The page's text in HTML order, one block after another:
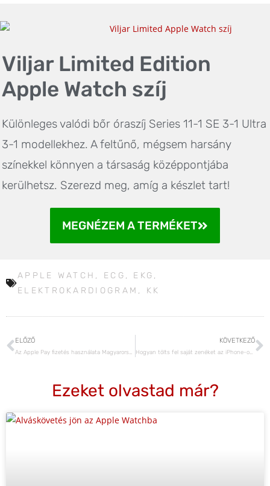
Viljar Limited Edition
Apple Watch szíj
Különleges valódi bőr óraszíj Series 11-1 SE 3-1 Ultra
3-1 modellekhez. A feltűnő, mégsem harsány
színekkel könnyen a társaság középpontjába
kerülhetsz. Szerezd meg, amíg a készlet tart!
MEGNÉZEM A TERMÉKET
APPLE WATCH , ECG , EKG ,
ELEKTROKARDIOGRAM , KK
ELŐZŐ
Az Apple Pay fizetés használata Magyarországon
KÖVETKEZŐ
Hogyan tölts fel saját zenéket az iPhone-odra?
Ezeket olvastad már?